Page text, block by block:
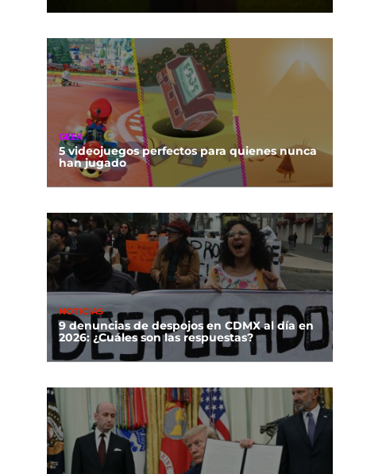
GEEK
5 videojuegos perfectos para quienes nunca
han jugado
NOTICIAS
9 denuncias de despojos en CDMX al día en
2026: ¿Cuáles son las respuestas?